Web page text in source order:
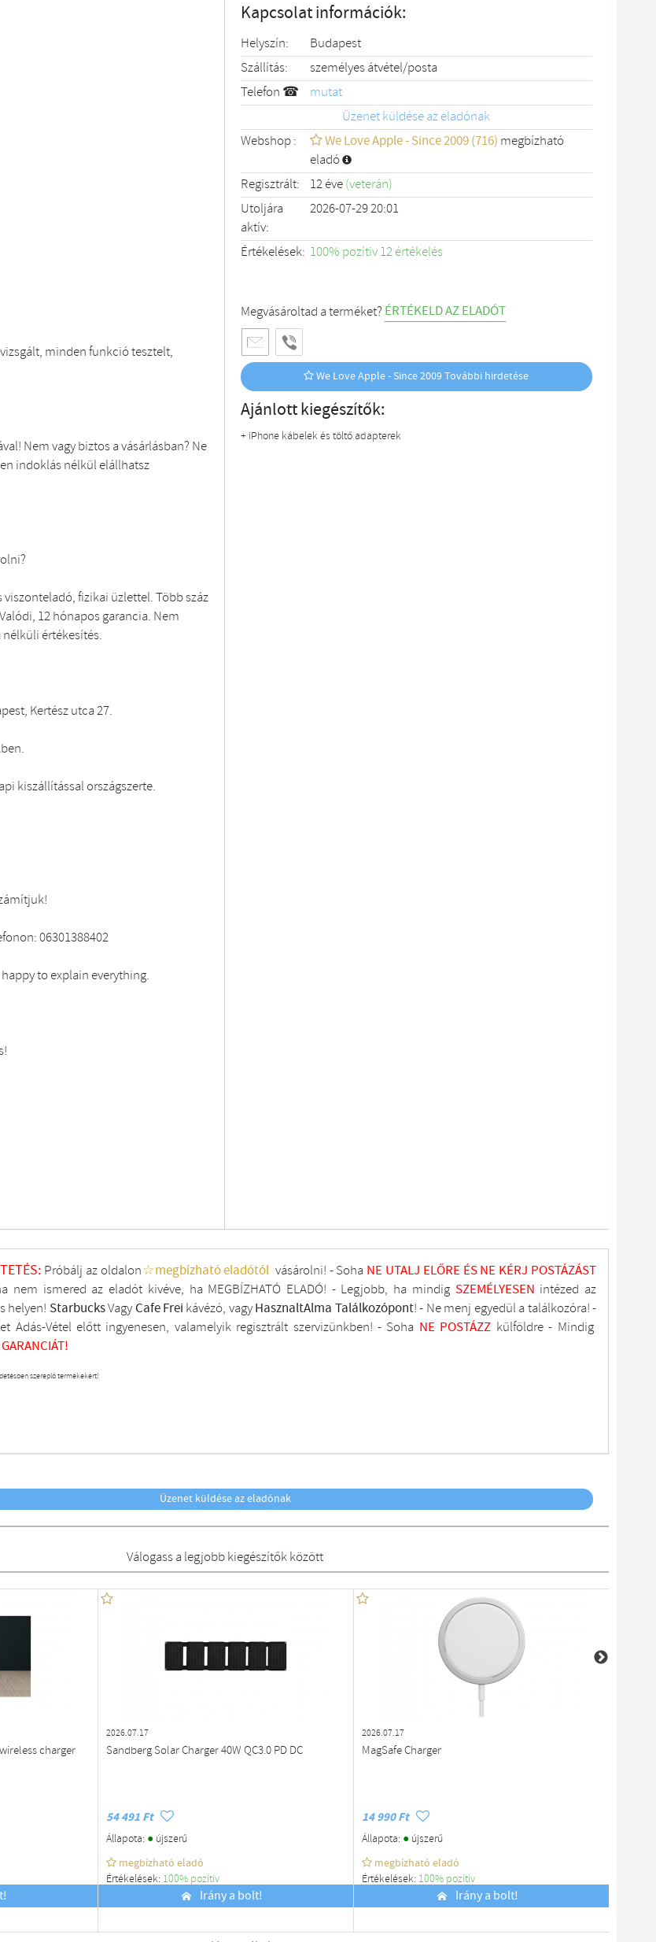
minden funkció tesztelt,
Nem vagy biztos a vásárlásban? Ne
indoklás nélkül elállhatsz
viszonteladó, fizikai üzlettel. Több száz
12 hónapos garancia. Nem
értékesítés.
Kertész utca 27.
kiszállítással országszerte.
06301388402
to explain everything.
Kapcsolat információk:
Helyszín:
Budapest
Szállítás:
személyes átvétel/posta
Telefon ☎
mutat
Üzenet küldése az eladónak
Webshop :
We Love Apple - Since 2009 (716) megbízható
eladó
Regisztrált:
12 éve(veterán)
Utoljára
aktív:
2026-07-29 20:01
Értékelések: 100% pozítiv 12 értékelés
Megvásároltad a terméket? ÉRTÉKELD AZ ELADÓT
We Love Apple - Since 2009 További hirdetése
Ajánlott kiegészítők:
+ iPhone kábelek és töltő adapterek
Próbálj az oldalon☆megbízható eladótól vásárolni! - Soha NE UTALJ ELŐRE ÉS NE KÉRJ POSTÁZÁST
nem ismered az eladót kivéve, ha MEGBÍZHATÓ ELADÓ! - Legjobb, ha mindig SZEMÉLYESEN intézed az
helyen! StarbucksVagyCafe Frei kávézó, vagyHasznaltAlma Találkozópont!- Ne menj egyedül a találkozóra! -
Adás-Vétel előtt ingyenesen, valamelyik regisztrált szervizünkben! - Soha NE POSTÁZZ külföldre- Mindig
szereplő termékekért!
Üzenet küldése az eladónak
Válogass a legjobb kiegészítők között
charger
2026.07.17
Sandberg Solar Charger 40W QC3.0 PD DC
54 491 Ft
Állapota: ●újszerű
megbízható eladó
Értékelések: 100% pozítiv
Irány a bolt!
2026.07.17
MagSafe Charger
14 990 Ft
Állapota: ●újszerű
megbízható eladó
Értékelések: 100% pozítiv
Irány a bolt!